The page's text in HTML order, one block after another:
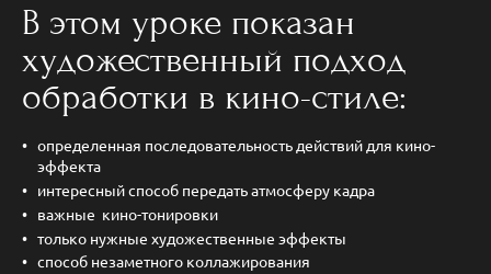
В этом уроке показан
художественный подход
обработки в кино-стиле:
определенная последовательность действий для кино-
эффекта
интересный способ передать атмосферу кадра
важные кино-тонировки
только нужные художественные эффекты
способ незаметного коллажирования